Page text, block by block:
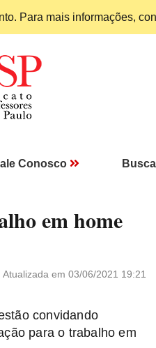
Para mais informações,
Conosco Busca
em home
Atualizada em 03/06/2021 19:21
convidando
para o trabalho em